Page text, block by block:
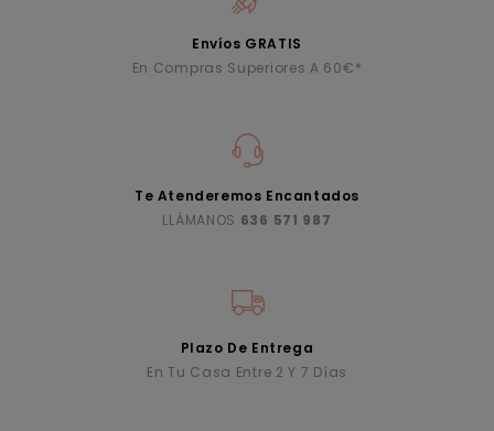
Envíos GRATIS
En Compras Superiores A 60€*
Te Atenderemos Encantados
LLÁMANOS 636 571 987
Plazo De Entrega
En Tu Casa Entre 2 Y 7 Días